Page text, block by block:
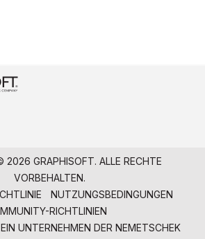
2026 GRAPHISOFT. ALLE RECHTE
VORBEHALTEN.
NUTZUNGSBEDINGUNGEN
RICHTLINIEN
UNTERNEHMEN DER NEMETSCHEK